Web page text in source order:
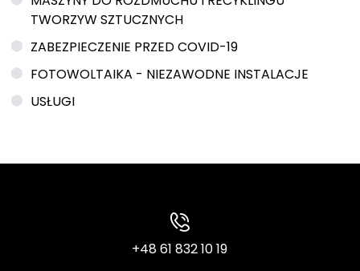
TWORZYW SZTUCZNYCH
ZABEZPIECZENIE PRZED COVID-19
FOTOWOLTAIKA - NIEZAWODNE INSTALACJE
USŁUGI
+48 61 832 10 19